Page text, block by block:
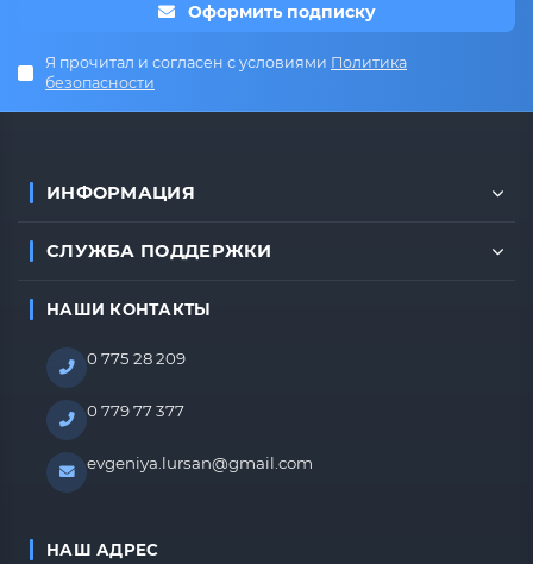
Оформить подписку
Я прочитал и согласен с условиями Политика
безопасности
ИНФОРМАЦИЯ
СЛУЖБА ПОДДЕРЖКИ
НАШИ КОНТАКТЫ
0 775 28 209
0 779 77 377
evgeniya.lursan@gmail.com
НАШ АДРЕС